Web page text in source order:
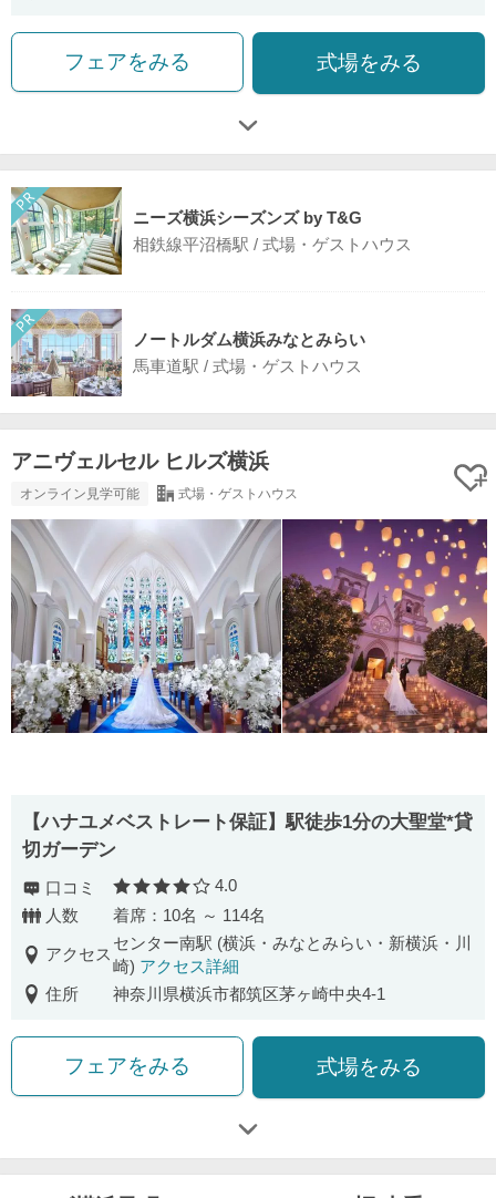
フェアをみる 式場をみる
ニーズ横浜シーズンズ by T&G
相鉄線平沼橋駅 / 式場・ゲストハウス
ノートルダム横浜みなとみらい
馬車道駅 / 式場・ゲストハウス
アニヴェルセル ヒルズ横浜
オンライン見学可能 式場・ゲストハウス
【ハナユメベストレート保証】駅徒歩1分の大聖堂*貸
切ガーデン
口コミ 口コミ評価
4.0
人数
着席：10名 ～ 114名
アクセス
センター南駅 (横浜・みなとみらい・新横浜・川
崎) アクセス詳細
住所
神奈川県横浜市都筑区茅ヶ崎中央4-1
フェアをみる 式場をみる